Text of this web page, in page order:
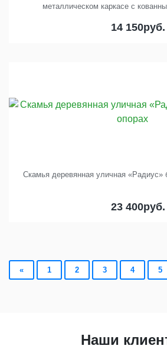
металлическом каркасе с
14 150руб.
Скамья деревянная уличная «Радиус»
23 400руб.
« 1 2 3 4 5
Наши